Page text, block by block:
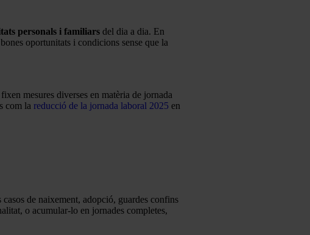
personals i familiars del dia a dia. En
oportunitats i condicions sense que la
mesures diverses en matèria de jornada
com la reducció de la jornada laboral 2025 en
de naixement, adopció, guardes confins
o acumular-lo en jornades completes,